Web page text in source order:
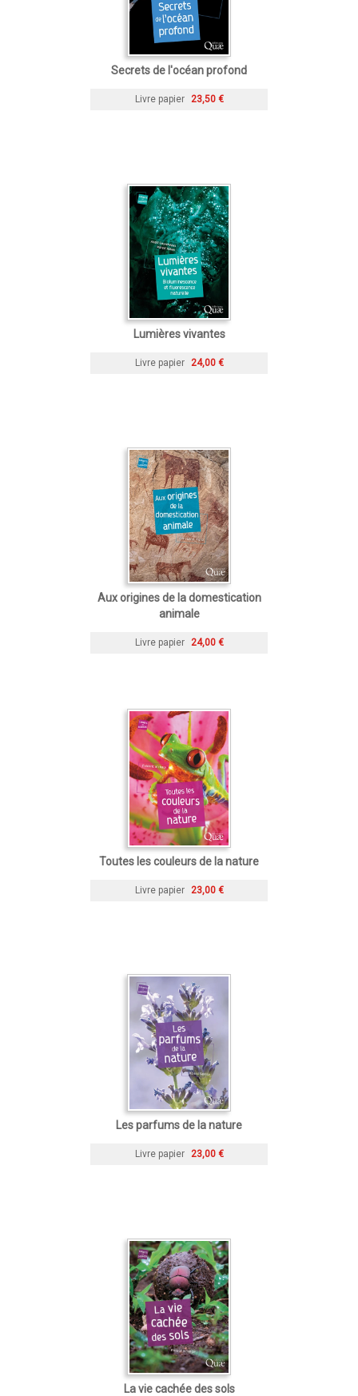
Secrets de l'océan profond
Livre papier 23,50 €
Lumières vivantes
Livre papier 24,00 €
Aux origines de la domestication
animale
Livre papier 24,00 €
Toutes les couleurs de la nature
Livre papier 23,00 €
Les parfums de la nature
Livre papier 23,00 €
La vie cachée des sols